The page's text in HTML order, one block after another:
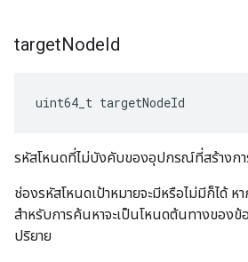
targetNodeId
uint64_t targetNodeId
รหัสโหนดที่ไม่บังคับของอุปกรณ์ที่สร้างก
ช่องรหัสโหนดเป้าหมายจะมีหรือไม่มีก็ได้ ห
สำหรับการค้นหาจะเป็นโหนดต้นทางของข้
ปริยาย